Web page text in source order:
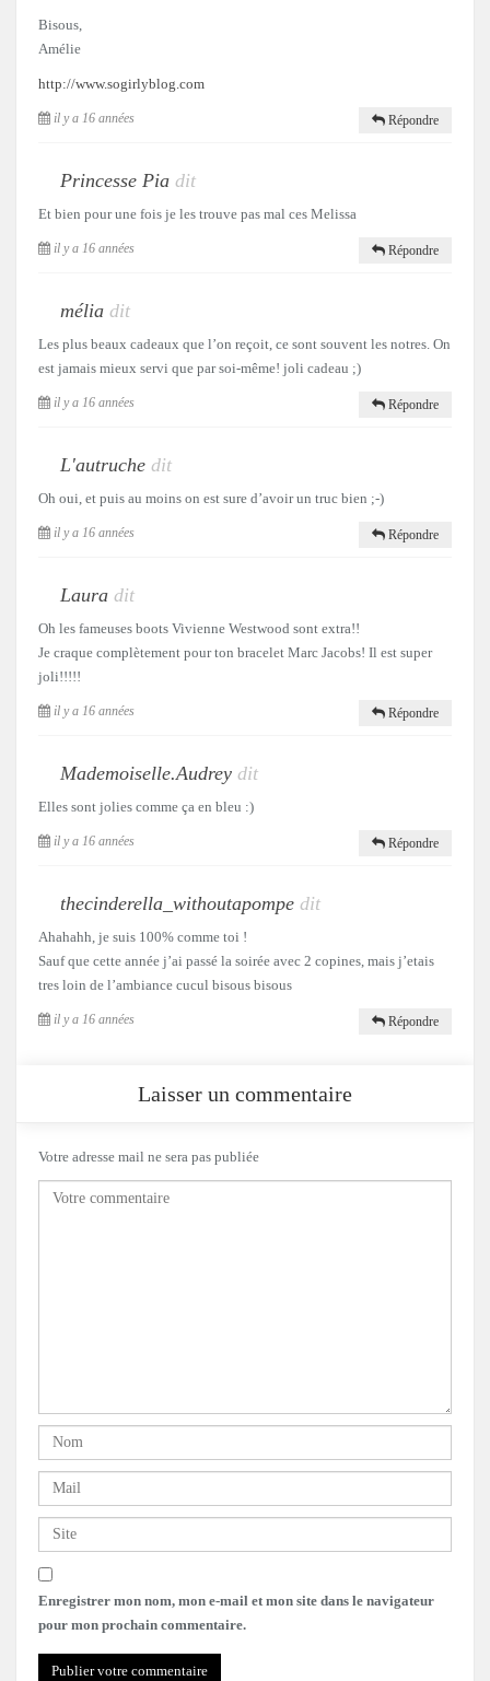
Bisous,
Amélie
http://www.sogirlyblog.com
il y a 16 années Répondre
Princesse Pia dit
Et bien pour une fois je les trouve pas mal ces Melissa
il y a 16 années Répondre
mélia dit
Les plus beaux cadeaux que l’on reçoit, ce sont souvent les notres. On
est jamais mieux servi que par soi-même! joli cadeau ;)
il y a 16 années Répondre
L'autruche dit
Oh oui, et puis au moins on est sure d’avoir un truc bien ;-)
il y a 16 années Répondre
Laura dit
Oh les fameuses boots Vivienne Westwood sont extra!!
Je craque complètement pour ton bracelet Marc Jacobs! Il est super
joli!!!!!
il y a 16 années Répondre
Mademoiselle.Audrey dit
Elles sont jolies comme ça en bleu :)
il y a 16 années Répondre
thecinderella_withoutapompe dit
Ahahahh, je suis 100% comme toi !
Sauf que cette année j’ai passé la soirée avec 2 copines, mais j’etais
tres loin de l’ambiance cucul bisous bisous
il y a 16 années Répondre
Laisser un commentaire
Votre adresse mail ne sera pas publiée
Enregistrer mon nom, mon e-mail et mon site dans le navigateur
pour mon prochain commentaire.